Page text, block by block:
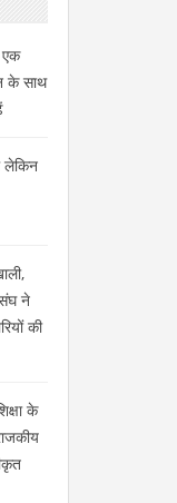
के साथ
लेकिन
संघ ने
की
के